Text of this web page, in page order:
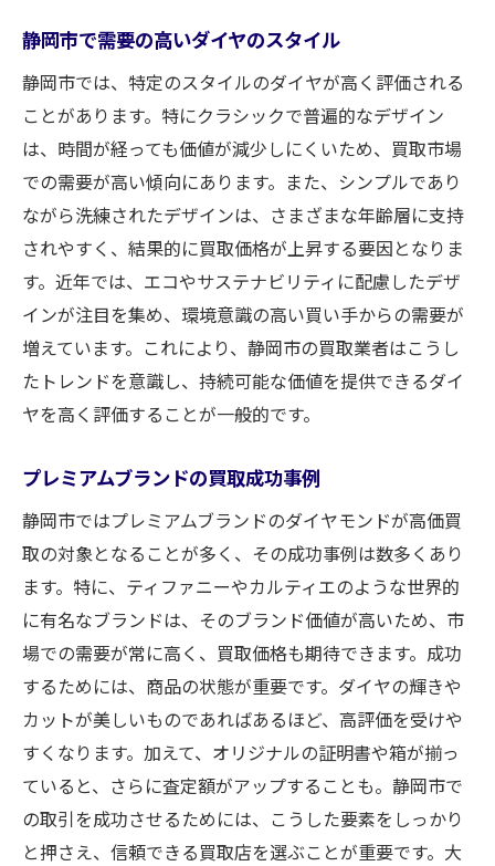
静岡市で需要の高いダイヤのスタイル
静岡市では、特定のスタイルのダイヤが高く評価される
ことがあります。特にクラシックで普遍的なデザイン
は、時間が経っても価値が減少しにくいため、買取市場
での需要が高い傾向にあります。また、シンプルであり
ながら洗練されたデザインは、さまざまな年齢層に支持
されやすく、結果的に買取価格が上昇する要因となりま
す。近年では、エコやサステナビリティに配慮したデザ
インが注目を集め、環境意識の高い買い手からの需要が
増えています。これにより、静岡市の買取業者はこうし
たトレンドを意識し、持続可能な価値を提供できるダイ
ヤを高く評価することが一般的です。
プレミアムブランドの買取成功事例
静岡市ではプレミアムブランドのダイヤモンドが高価買
取の対象となることが多く、その成功事例は数多くあり
ます。特に、ティファニーやカルティエのような世界的
に有名なブランドは、そのブランド価値が高いため、市
場での需要が常に高く、買取価格も期待できます。成功
するためには、商品の状態が重要です。ダイヤの輝きや
カットが美しいものであればあるほど、高評価を受けや
すくなります。加えて、オリジナルの証明書や箱が揃っ
ていると、さらに査定額がアップすることも。静岡市で
の取引を成功させるためには、こうした要素をしっかり
と押さえ、信頼できる買取店を選ぶことが重要です。大